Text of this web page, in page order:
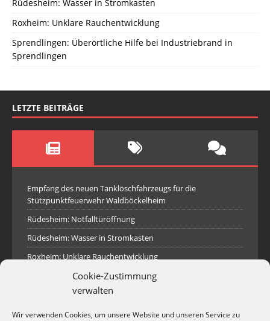
Cookie-Zustimmung
verwalten
Wir verwenden Cookies, um unsere Website und unseren Service zu
Rüdesheim: Wasser in Stromkasten
Roxheim: Unklare Rauchentwicklung
Sprendlingen: Überörtliche Hilfe bei Industriebrand in
Sprendlingen
LETZTE BEITRÄGE
Empfang des neuen Tanklöschfahrzeugs für die
Stützpunktfeuerwehr Waldböckelheim
Rüdesheim: Notfalltüröffnung
Rüdesheim: Wasser in Stromkasten
Roxheim: Unklare Rauchentwicklung
Sprendlingen: Überörtliche Hilfe bei Industriebrand in
Sprendlingen